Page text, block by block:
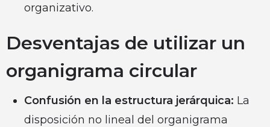
organizativo.
Desventajas de utilizar un
organigrama circular
Confusión en la estructura jerárquica: La
disposición no lineal del organigrama